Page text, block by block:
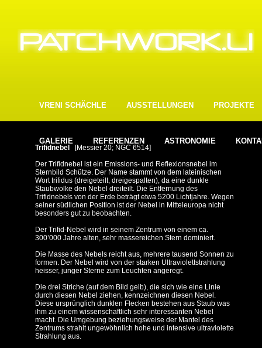
VRENI SCHÄCHLE AUSSTELLUNGEN PROJEKTE
GALERIE REFERENZEN ASTRONOMIE
Trifidnebel
[Messier 20; NGC 6514]
Der Trifidnebel ist ein Emissions- und Reflexionsnebel im
Sternbild Schütze. Der Name stammt von dem lateinischen
Wort trifidus (dreigeteilt, dreigespalten), da eine dunkle
Staubwolke den Nebel dreiteilt. Die Entfernung des
Trifidnebels von der Erde beträgt etwa 5200 Lichtjahre. Wegen
seiner südlichen Position ist der Nebel in Mitteleuropa nicht
besonders gut zu beobachten.
Der Trifid-Nebel wird in seinem Zentrum von einem ca.
300’000 Jahre alten, sehr massereichen Stern dominiert.
Die Masse des Nebels reicht aus, mehrere tausend Sonnen zu
formen. Der Nebel wird von der starken Ultraviolettstrahlung
heisser, junger Sterne zum Leuchten angeregt.
Die drei Striche (auf dem Bild gelb), die sich wie eine Linie
durch diesen Nebel ziehen, kennzeichnen diesen Nebel.
Diese ursprünglich dunklen Flecken bestehen aus Staub was
ihm zu einem wissen­schaftlich sehr interessanten Nebel
macht. Die Umgebung beziehungsweise der Mantel des
Zentrums strahlt ungewöhnlich hohe und intensive ultraviolette
Strahlung aus.